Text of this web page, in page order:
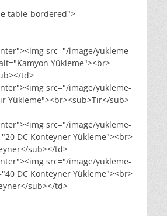
table-bordered">
src="/image/yukleme-
Yükleme"><br>
td>
src="/image/yukleme-
Yükleme"><br><sub>Tır</sub>
src="/image/yukleme-
DC Konteyner Yükleme"><br>
sub></td>
src="/image/yukleme-
DC Konteyner Yükleme"><br>
sub></td>